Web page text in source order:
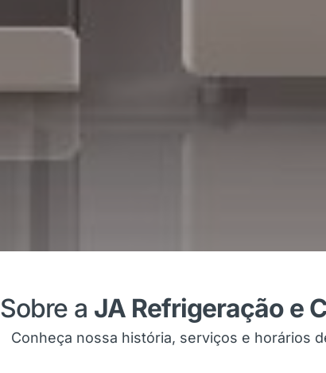
Sobre a JA Refrigeração e
Conheça nossa história, serviços e horários